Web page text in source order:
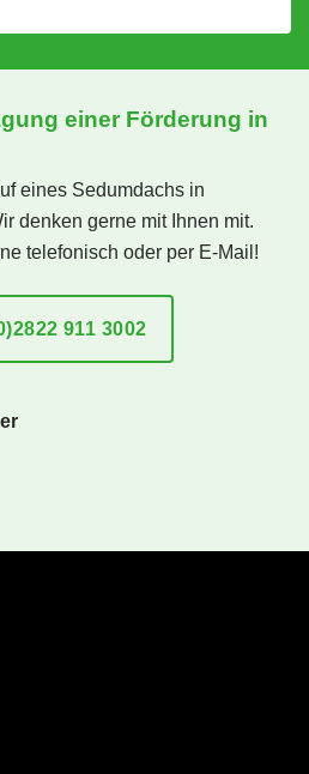
einer Förderung in
eines Sedumdachs in
denken gerne mit Ihnen mit.
telefonisch oder per E-Mail!
911 3002